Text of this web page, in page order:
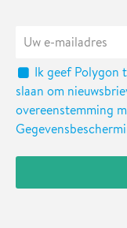
Ik geef Polygon
slaan om
overeenstemming